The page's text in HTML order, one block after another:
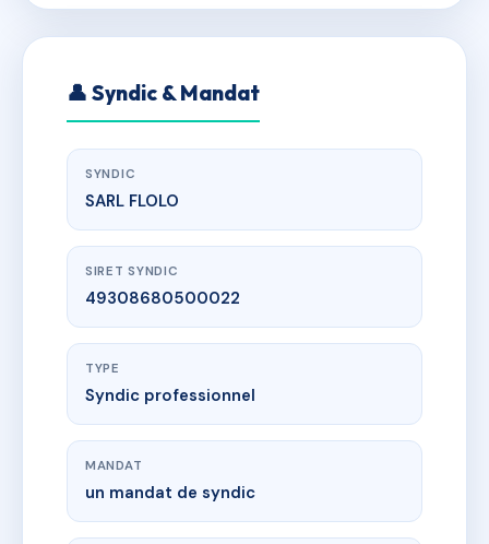
👤 Syndic & Mandat
SYNDIC
SARL FLOLO
SIRET SYNDIC
49308680500022
TYPE
Syndic professionnel
MANDAT
un mandat de syndic